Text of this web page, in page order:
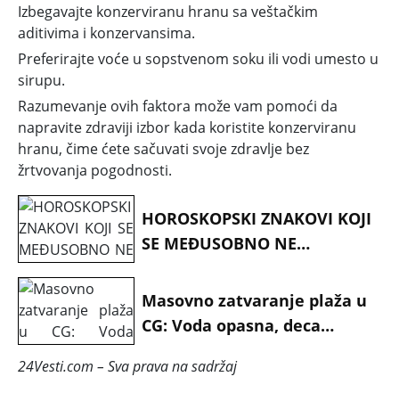
Izbegavajte konzerviranu hranu sa veštačkim
aditivima i konzervansima.
Preferirajte voće u sopstvenom soku ili vodi umesto u
sirupu.
Razumevanje ovih faktora može vam pomoći da
napravite zdraviji izbor kada koristite konzerviranu
hranu, čime ćete sačuvati svoje zdravlje bez
žrtvovanja pogodnosti.
HOROSKOPSKI ZNAKOVI KOJI
SE MEĐUSOBNO NE
različiti
Masovno zatvaranje plaža u
CG: Voda opasna, deca
24Vesti.com – Sva prava na sadržaj